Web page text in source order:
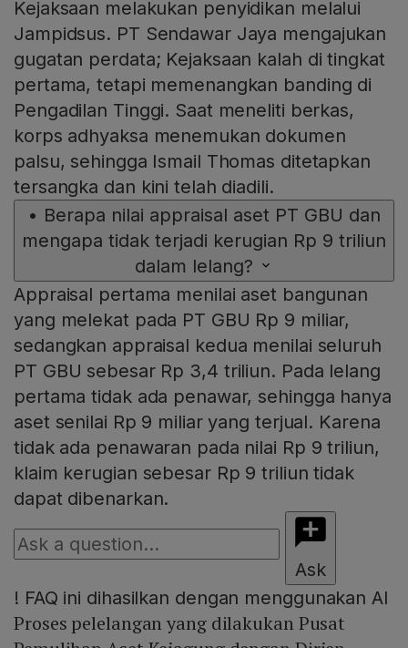
Kejaksaan melakukan penyidikan melalui
Jampidsus. PT Sendawar Jaya mengajukan
gugatan perdata; Kejaksaan kalah di tingkat
pertama, tetapi memenangkan banding di
Pengadilan Tinggi. Saat meneliti berkas,
korps adhyaksa menemukan dokumen
palsu, sehingga Ismail Thomas ditetapkan
tersangka dan kini telah diadili.
• Berapa nilai appraisal aset PT GBU dan
mengapa tidak terjadi kerugian Rp 9 triliun
dalam lelang?
Appraisal pertama menilai aset bangunan
yang melekat pada PT GBU Rp 9 miliar,
sedangkan appraisal kedua menilai seluruh
PT GBU sebesar Rp 3,4 triliun. Pada lelang
pertama tidak ada penawar, sehingga hanya
aset senilai Rp 9 miliar yang terjual. Karena
tidak ada penawaran pada nilai Rp 9 triliun,
klaim kerugian sebesar Rp 9 triliun tidak
dapat dibenarkan.
Ask
! FAQ ini dihasilkan dengan menggunakan AI
Proses pelelangan yang dilakukan Pusat